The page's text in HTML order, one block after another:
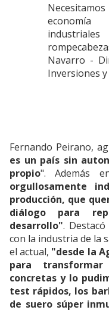
Navarro -
Inversiones
Fernando Peirano,
es un país sin
propio". Además
orgullosamente
producción, que
diálogo para
desarrollo".
con la industria de la
el actual, "desde la
para transformar
concretas y lo
test rápidos, los
de suero súper